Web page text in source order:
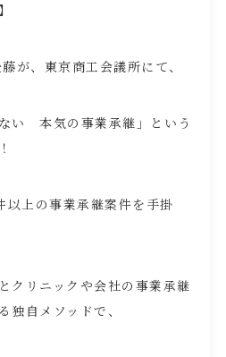
が、東京商工会議所にて、
い 本気の事業承継」という
以上の事業承継案件を手掛
クリニックや会社の事業承継
独自メソッドで、